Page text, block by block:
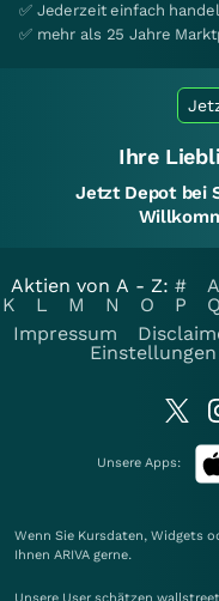
✅ Jederzeit einfach
✅ mehr als 25 Jahre
Ihre
Jetzt Depot bei
Aktien von A - Z: # A
K
L M N O P Q
Impressum
Einstellungen
Unsere Apps:
Wenn Sie Kursdaten, Widgets
Ihnen ARIVA gerne.